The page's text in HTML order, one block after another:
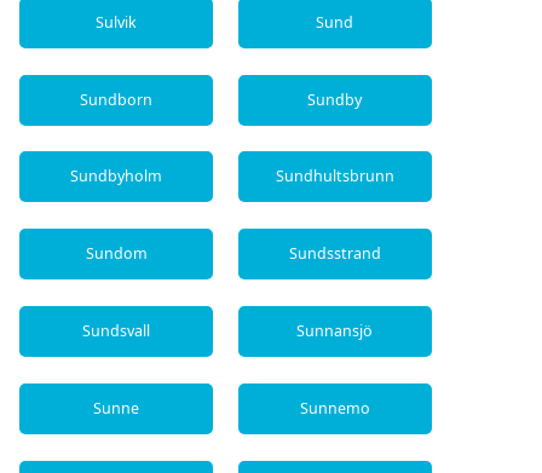
Sulvik Sund
Sundborn Sundby
Sundbyholm Sundhultsbrunn
Sundom Sundsstrand
Sundsvall Sunnansjö
Sunne Sunnemo